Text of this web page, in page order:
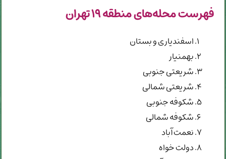
فهرست محله‌های منطقه ۱۹ تهران
اسفندیاری و بستان
بهمنیار
شریعتی جنوبی
شریعتی شمالی
شکوفه جنوبی
شکوفه شمالی
نعمت آباد
دولت خواه